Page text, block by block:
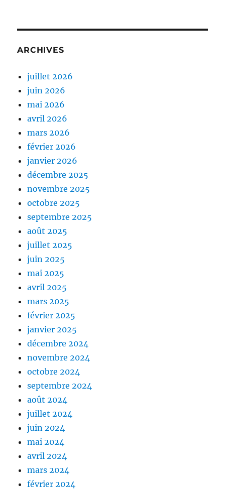
ARCHIVES
juillet 2026
juin 2026
mai 2026
avril 2026
mars 2026
février 2026
janvier 2026
décembre 2025
novembre 2025
octobre 2025
septembre 2025
août 2025
juillet 2025
juin 2025
mai 2025
avril 2025
mars 2025
février 2025
janvier 2025
décembre 2024
novembre 2024
octobre 2024
septembre 2024
août 2024
juillet 2024
juin 2024
mai 2024
avril 2024
mars 2024
février 2024